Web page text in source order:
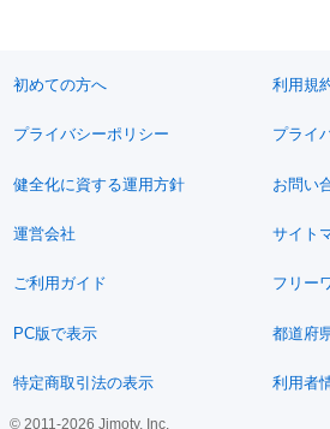
初めての方へ 利用規
プライバシーポリシー プライ
健全化に資する運用方針 お問い
運営会社 サイト
ご利用ガイド フリー
PC版で表示 都道府
特定商取引法の表示 利用者
© 2011-2026 Jimoty, Inc.